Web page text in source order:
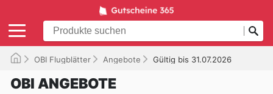
OBI Flugblätter Angebote Gültig bis 31.07.2026
OBI ANGEBOTE